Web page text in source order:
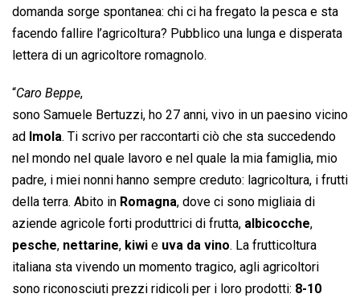
domanda sorge spontanea: chi ci ha fregato la pesca e sta
facendo fallire l’agricoltura? Pubblico una lunga e disperata
lettera di un agricoltore romagnolo.
“Caro Beppe,
sono Samuele Bertuzzi, ho 27 anni, vivo in un paesino vicino
ad Imola. Ti scrivo per raccontarti ciò che sta succedendo
nel mondo nel quale lavoro e nel quale la mia famiglia, mio
padre, i miei nonni hanno sempre creduto: lagricoltura, i frutti
della terra. Abito in Romagna, dove ci sono migliaia di
aziende agricole forti produttrici di frutta, albicocche,
pesche, nettarine, kiwi e uva da vino. La frutticoltura
italiana sta vivendo un momento tragico, agli agricoltori
sono riconosciuti prezzi ridicoli per i loro prodotti: 8-10